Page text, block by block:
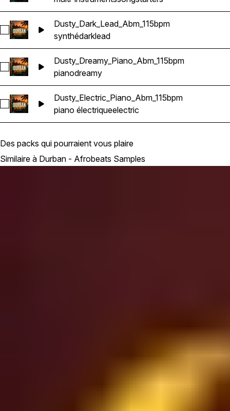
Sélectionnez Dusty_Dark_Lead_Abm_115bpm
Dusty_Dark_Lead_Abm_115bpm
synthédarklead
Sélectionnez Dusty_Dreamy_Piano_Abm_115bpm
Dusty_Dreamy_Piano_Abm_115bpm
pianodreamy
Sélectionnez Dusty_Electric_Piano_Abm_115bpm
Dusty_Electric_Piano_Abm_115bpm
piano électriqueelectric
Des packs qui pourraient vous plaire
Similaire à Durban - Afrobeats Samples